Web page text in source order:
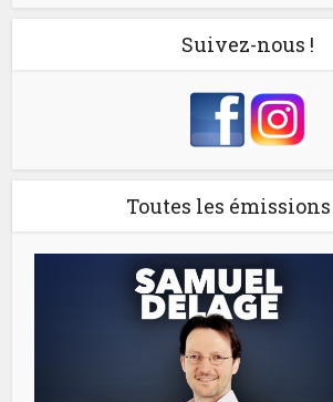
Suivez-nous !
Toutes les